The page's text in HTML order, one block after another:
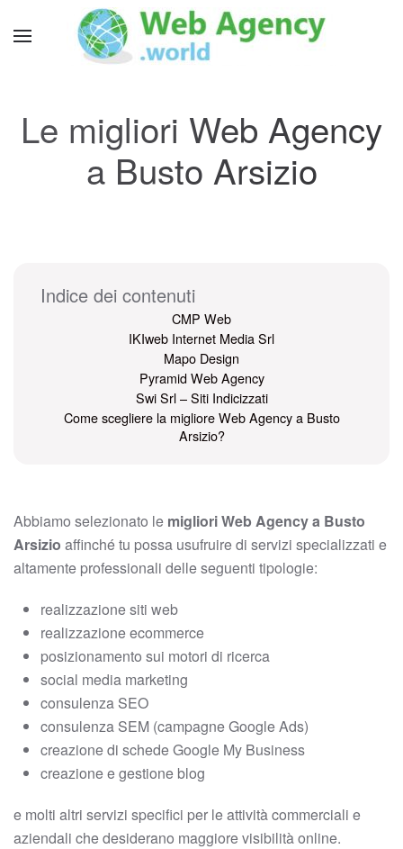
Le migliori Web Agency
a Busto Arsizio
Indice dei contenuti
CMP Web
IKIweb Internet Media Srl
Mapo Design
Pyramid Web Agency
Swi Srl – Siti Indicizzati
Come scegliere la migliore Web Agency a Busto
Arsizio?
Abbiamo selezionato le migliori Web Agency a Busto
Arsizio affinché tu possa usufruire di servizi specializzati e
altamente professionali delle seguenti tipologie:
realizzazione siti web
realizzazione ecommerce
posizionamento sui motori di ricerca
social media marketing
consulenza SEO
consulenza SEM (campagne Google Ads)
creazione di schede Google My Business
creazione e gestione blog
e molti altri servizi specifici per le attività commerciali e
aziendali che desiderano maggiore visibilità online.